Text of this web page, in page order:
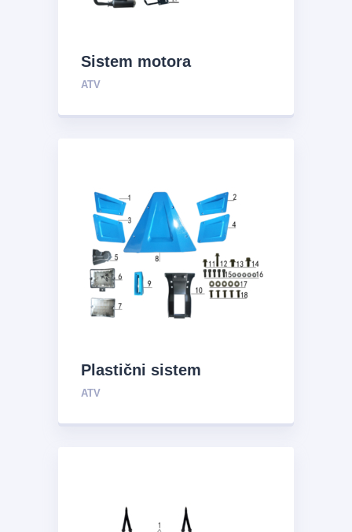
Sistem motora
ATV
Plastični sistem
ATV